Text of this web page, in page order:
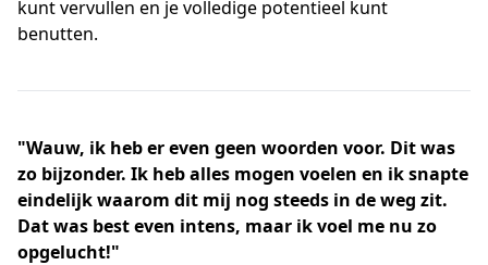
kunt vervullen en je volledige potentieel kunt
benutten.
"Wauw, ik heb er even geen woorden voor. Dit was
zo bijzonder. Ik heb alles mogen voelen en ik snapte
eindelijk waarom dit mij nog steeds in de weg zit.
Dat was best even intens, maar ik voel me nu zo
opgelucht!"